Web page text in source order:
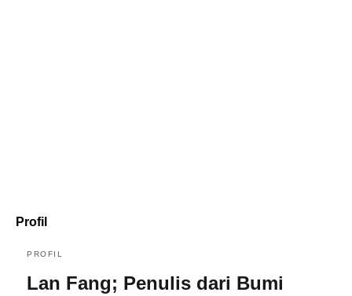
Profil
PROFIL
Lan Fang; Penulis dari Bumi